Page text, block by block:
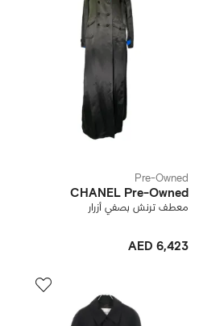
Pre-Owned
CHANEL Pre-Owned
معطف ترنش بصفي أزرار
AED 6,423